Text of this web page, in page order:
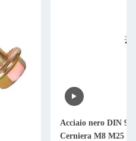
Acciaio nero DIN
Cerniera M8 M25